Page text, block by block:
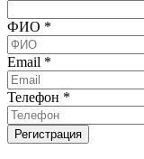
ФИО *
Email *
Телефон *